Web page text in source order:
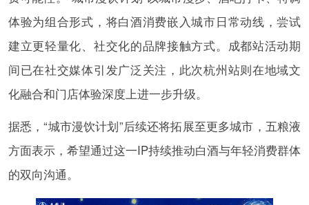
体验为组合形式，将白酒消费嵌入城市日常动线，尝试
建立更轻量化、社交化的品牌接触方式。成都站活动期
间已在社交媒体引发广泛关注，此次杭州站则在地域文
化融合和门店体验深度上进一步升级。
据悉，“城市漫饮计划”后续还将拓展至更多城市，五粮液
方面表示，希望通过这一IP持续推动白酒与年轻消费群体
的双向沟通。